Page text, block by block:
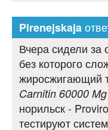
Pirenejskaja
Вчера сидели за
без которого
жиросжигающий
Carnitin 60000
норильск -
тестируют